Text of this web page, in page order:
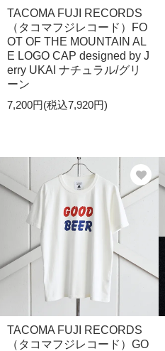
TACOMA FUJI RECORDS
（タコマフジレコード）FO
OT OF THE MOUNTAIN AL
E LOGO CAP designed by J
erry UKAI ナチュラル/グリ
ーン
7,200円(税込7,920円)
TACOMA FUJI RECORDS
（タコマフジレコード）GO